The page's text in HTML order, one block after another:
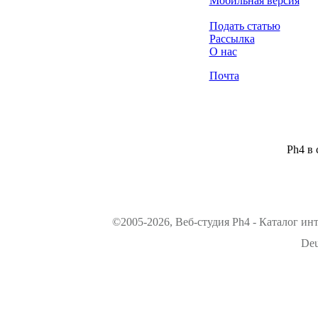
Подать статью
Рассылка
О нас
Почта
Ph4 в
©2005-2026, Веб-студия Ph4 - Каталог